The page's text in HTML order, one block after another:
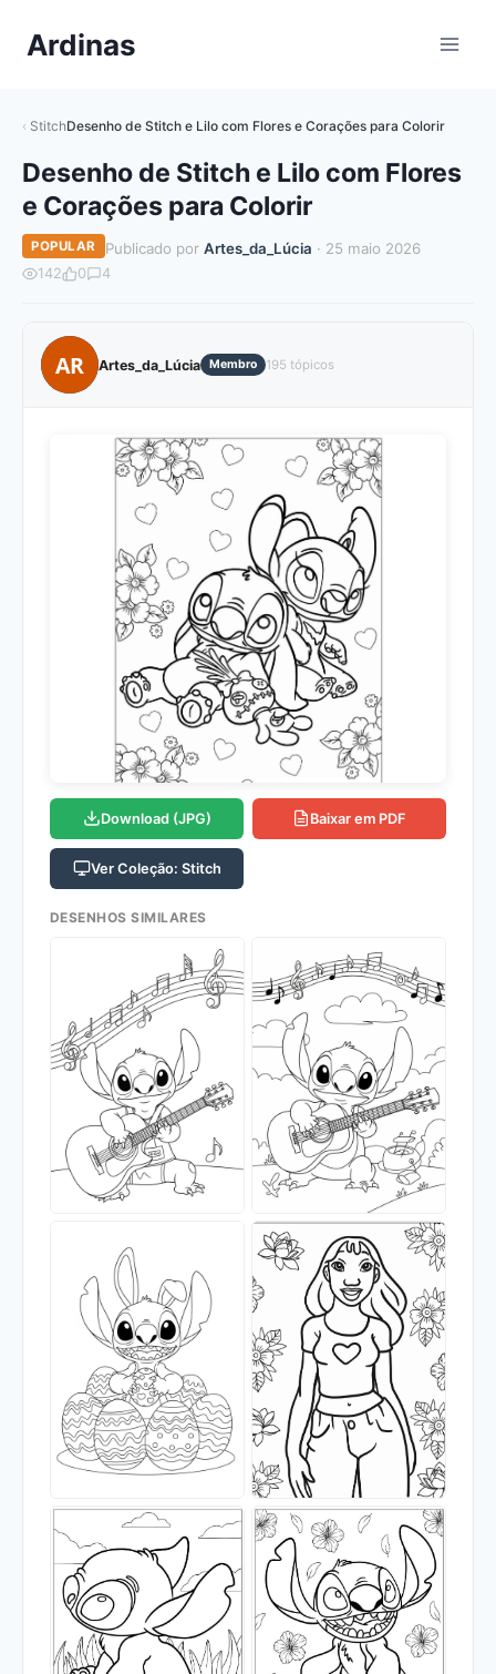
paraArdinas
StitchDesenho de Stitch e Lilo com Flores e Corações para Colorir
Desenho de Stitch e Lilo com Flores
e Corações para Colorir
POPULAR Publicado por Artes_da_Lúcia · 25 maio 2026
142 0 4
AR Artes_da_Lúcia Membro 195 tópicos
Download (JPG) Baixar em PDF
Ver Coleção: Stitch
DESENHOS SIMILARES